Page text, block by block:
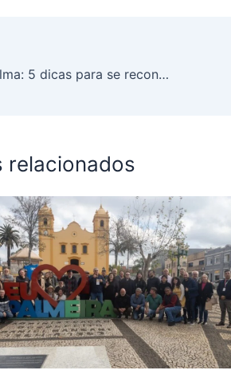
Hotéis com Alma: 5 dicas para se reconectar em julho
relacionados